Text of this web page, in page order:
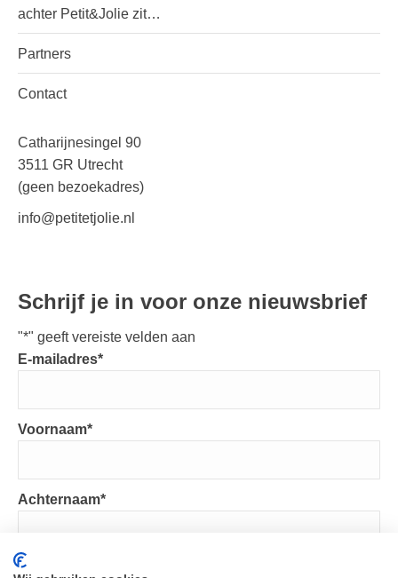
achter Petit&Jolie zit…
Partners
Contact
Catharijnesingel 90
3511 GR Utrecht
(geen bezoekadres)
info@petitetjolie.nl
Schrijf je in voor onze nieuwsbrief
"*" geeft vereiste velden aan
E-mailadres*
Voornaam*
Achternaam*